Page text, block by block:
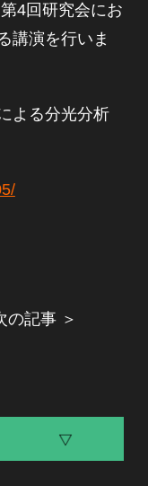
4回研究会にお
講演を行いま
よる分光分析
の記事 ＞